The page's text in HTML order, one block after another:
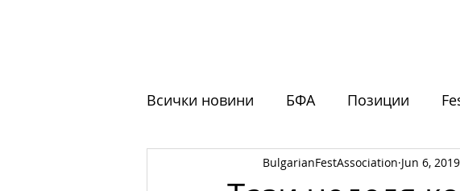
Всички новини БФА Позиции
Отворени покани
BulgarianFestAssociation Jun 6, 2019